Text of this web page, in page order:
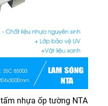
nhựa ốp tường NTA